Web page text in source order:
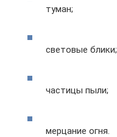
туман;
световые блики;
частицы пыли;
мерцание огня.